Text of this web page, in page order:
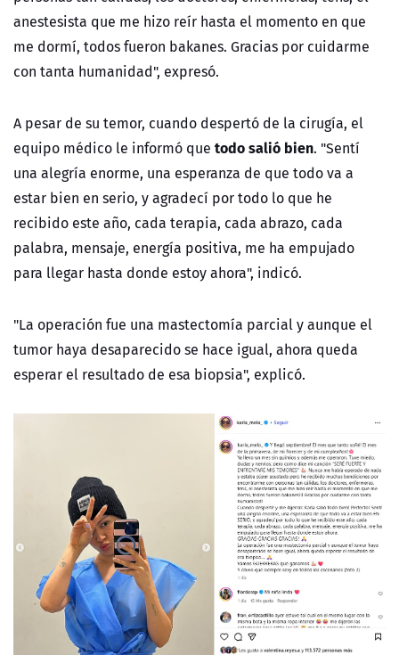
anestesista que me hizo reír hasta el momento en que
me dormí, todos fueron bakanes. Gracias por cuidarme
con tanta humanidad", expresó.
A pesar de su temor, cuando despertó de la cirugía, el
equipo médico le informó que todo salió bien. "Sentí
una alegría enorme, una esperanza de que todo va a
estar bien en serio, y agradecí por todo lo que he
recibido este año, cada terapia, cada abrazo, cada
palabra, mensaje, energía positiva, me ha empujado
para llegar hasta donde estoy ahora", indicó.
"La operación fue una mastectomía parcial y aunque el
tumor haya desaparecido se hace igual, ahora queda
esperar el resultado de esa biopsia", explicó.